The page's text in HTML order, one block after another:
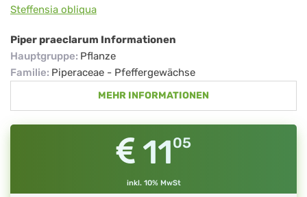
Steffensia obliqua
Piper praeclarum Informationen
Hauptgruppe: Pflanze
Familie: Piperaceae - Pfeffergewächse
MEHR INFORMATIONEN
1105
inkl. 10% MwSt